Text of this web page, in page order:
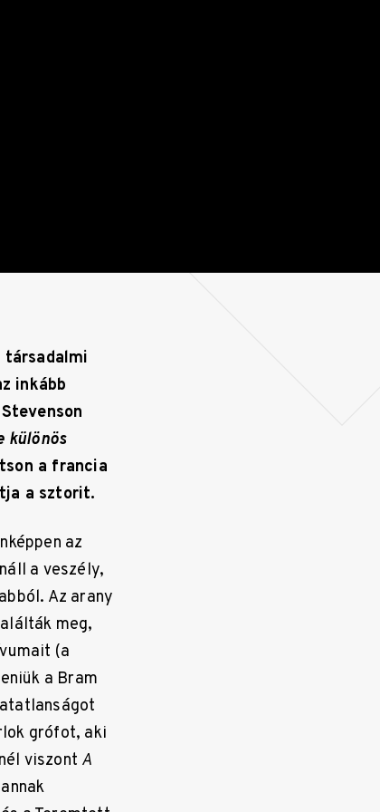
társadalmi
inkább
különös
a francia
a sztorit.
az
a veszély,
Az arany
meg,
(a
a Bram
grófot, aki
viszont A